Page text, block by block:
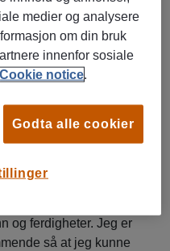
jeg har ønsket å jobbe
jobbe med å digitalisere
en følelse av å bidra til
arbeidsplass. HR-tech
mening til de ansatte. Det
som jobbet i
og ferdigheter. Jeg er
så at jeg kunne
medier og analysere
om din bruk
innenfor sosiale
Cookie notice
Godta alle cookier